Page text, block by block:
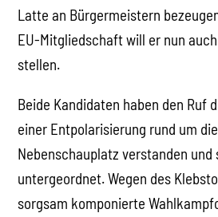
Latte an Bürgermeistern
EU-Mitgliedschaft will er nun
stellen.
Beide Kandidaten haben den Ruf
einer Entpolarisierung rund um
Nebenschauplatz verstanden und
untergeordnet. Wegen des
sorgsam komponierte